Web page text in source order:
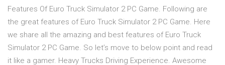
Features Of Euro Truck Simulator 2 PC Game. Following are
the great features of Euro Truck Simulator 2 PC Game. Here
we share all the amazing and best features of Euro Truck
Simulator 2 PC Game. So let’s move to below point and read
it like a gamer. Heavy Trucks Driving Experience. Awesome